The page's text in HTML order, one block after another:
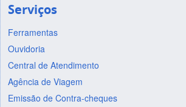
Serviços
Ferramentas
Ouvidoria
Central de Atendimento
Agência de Viagem
Emissão de Contra-cheques